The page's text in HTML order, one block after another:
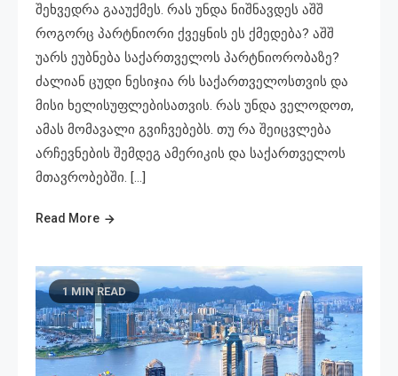
შეხვედრა გააუქმეს. რას უნდა ნიშნავდეს აშშ
როგორც პარტნიორი ქვეყნის ეს ქმედება? აშშ
უარს ეუბნება საქართველოს პარტნიორობაზე?
ძალიან ცუდი ნესიჯია რს საქართველოსთვის და
მისი ხელისუფლებისათვის. რას უნდა ველოდოთ,
ამას მომავალი გვიჩვებებს. თუ რა შეიცვლება
არჩევნების შემდეგ ამერიკის და საქართველოს
მთავრობებში. […]
Read More
1 MIN READ